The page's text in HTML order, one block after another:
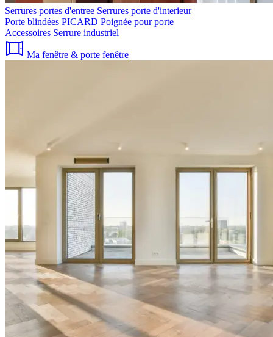
Serrures portes d'entree Serrures porte d'interieur
Porte blindées PICARD Poignée pour porte
Accessoires Serrure industriel
Ma fenêtre & porte fenêtre